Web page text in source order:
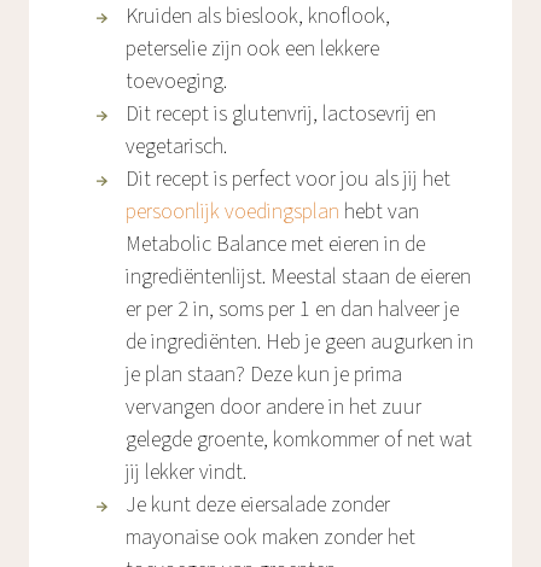
Kruiden als bieslook, knoflook,
peterselie zijn ook een lekkere
toevoeging.
Dit recept is glutenvrij, lactosevrij en
vegetarisch.
Dit recept is perfect voor jou als jij het
persoonlijk voedingsplan hebt van
Metabolic Balance met eieren in de
ingrediëntenlijst. Meestal staan de eieren
er per 2 in, soms per 1 en dan halveer je
de ingrediënten. Heb je geen augurken in
je plan staan? Deze kun je prima
vervangen door andere in het zuur
gelegde groente, komkommer of net wat
jij lekker vindt.
Je kunt deze eiersalade zonder
mayonaise ook maken zonder het